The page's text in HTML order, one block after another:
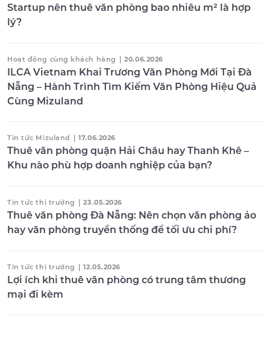
Startup nên thuê văn phòng bao nhiêu m² là hợp
lý?
Hoạt động cùng khách hàng | 20.06.2026
ILCA Vietnam Khai Trương Văn Phòng Mới Tại Đà
Nẵng – Hành Trình Tìm Kiếm Văn Phòng Hiệu Quả
Cùng Mizuland
Tin tức Mizuland 17.06.2026
Thuê văn phòng quận Hải Châu hay Thanh Khê –
Khu nào phù hợp doanh nghiệp của bạn?
Tin tức thị trường 23.05.2026
Thuê văn phòng Đà Nẵng: Nên chọn văn phòng ảo
hay văn phòng truyền thống để tối ưu chi phí?
Tin tức thị trường | 12.05.2026
Lợi ích khi thuê văn phòng có trung tâm thương
mại đi kèm